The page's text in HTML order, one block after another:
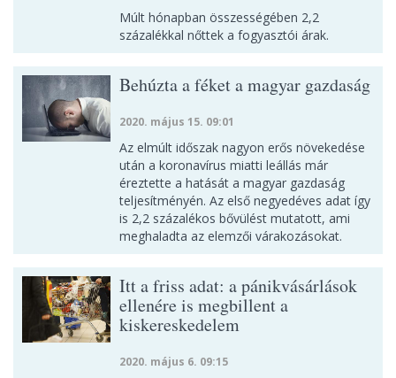
Múlt hónapban összességében 2,2
százalékkal nőttek a fogyasztói árak.
Behúzta a féket a magyar gazdaság
2020. május 15. 09:01
Az elmúlt időszak nagyon erős növekedése
után a koronavírus miatti leállás már
éreztette a hatását a magyar gazdaság
teljesítményén. Az első negyedéves adat így
is 2,2 százalékos bővülést mutatott, ami
meghaladta az elemzői várakozásokat.
Itt a friss adat: a pánikvásárlások
ellenére is megbillent a
kiskereskedelem
2020. május 6. 09:15